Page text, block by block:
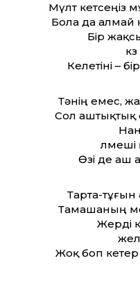
Мүлт кетсеңіз
Бола да
Бір
Келетіні –
Тәнің емес,
Сол аштықтық
Өзі де аш
Тарта-тұғын
Тамашаның
Жерді
Жоқ боп